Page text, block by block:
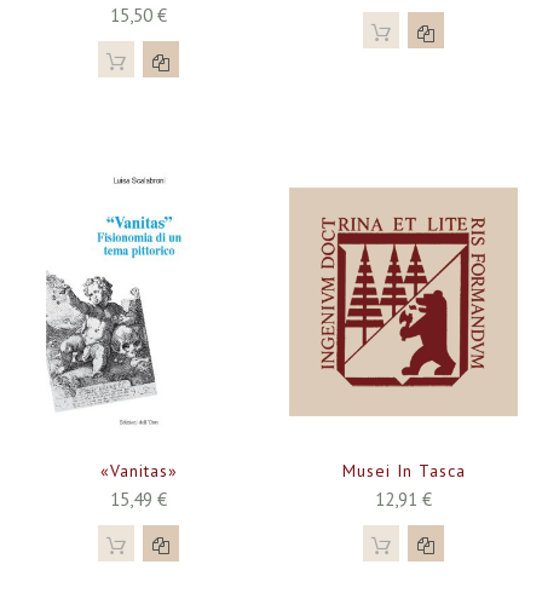
15,50 €
«Vanitas»
15,49 €
Musei In Tasca
12,91 €